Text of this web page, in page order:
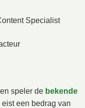
Specialist
speler de bekende
een bedrag van